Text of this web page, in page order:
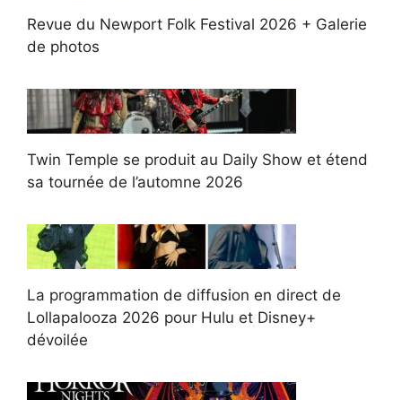
Revue du Newport Folk Festival 2026 + Galerie
de photos
Twin Temple se produit au Daily Show et étend
sa tournée de l’automne 2026
La programmation de diffusion en direct de
Lollapalooza 2026 pour Hulu et Disney+
dévoilée